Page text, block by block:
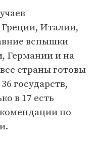
Италии,
вспышки
Германии и на
страны готовы
государств,
в 17 есть
по